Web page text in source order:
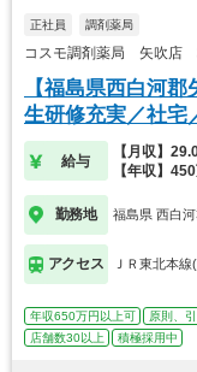
正社員 調剤薬局
コスモ調剤薬局 矢吹店
【福島県西白河
生研修充実／社宅
富
給与
【月収】
【年収】
勤務地 福島県 西白
アクセス ＪＲ東北本
年収650万円以上可 原則、
店舗数30以上
積極採用中